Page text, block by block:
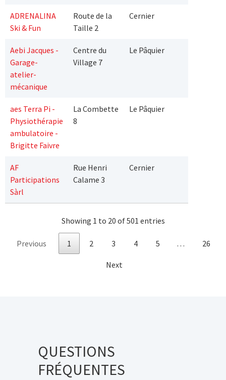
ADRENALINA
Ski & Fun
Route de la
Taille 2
Cernier
Aebi Jacques -
Garage-
atelier-
mécanique
Centre du
Village 7
Le Pâquier
aes Terra Pi -
Physiothérapie
ambulatoire -
Brigitte Faivre
La Combette
8
Le Pâquier
AF
Participations
Sàrl
Rue Henri
Calame 3
Cernier
Showing 1 to 20 of 501 entries
Previous 1 2 3 4 5 … 26
Next
QUESTIONS
FRÉQUENTES